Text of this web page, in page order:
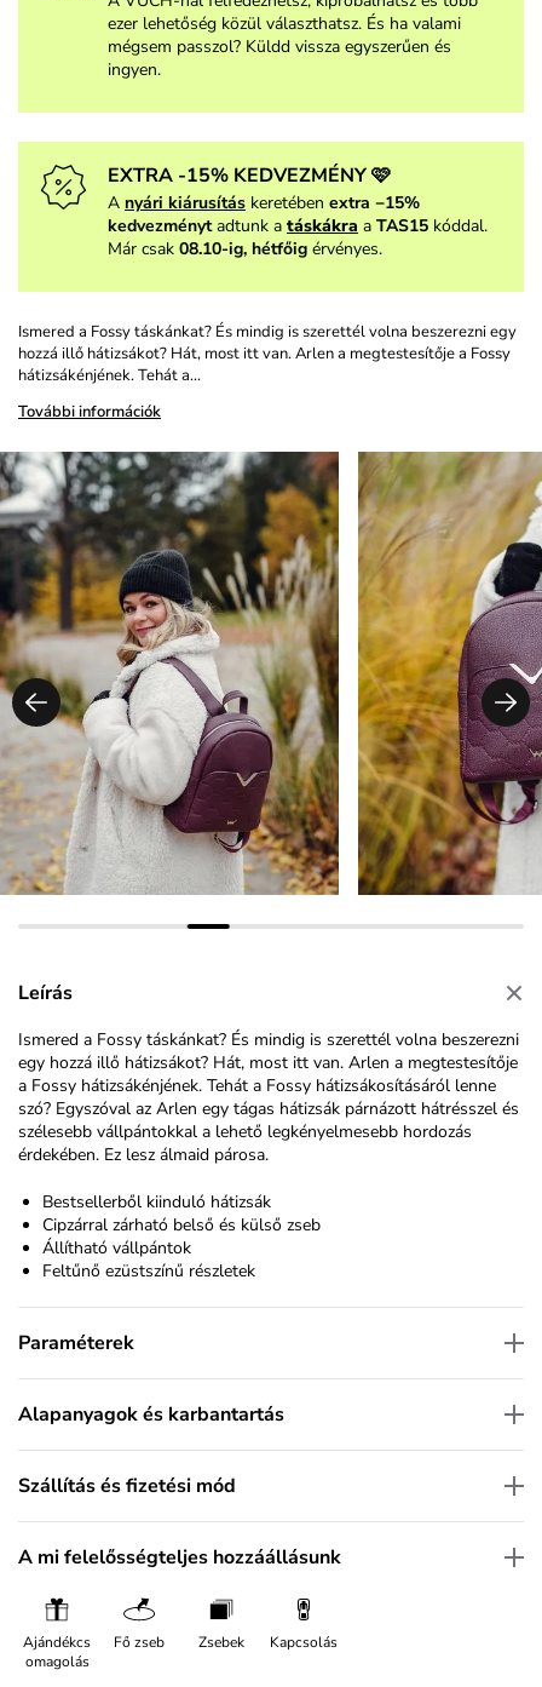
ezer lehetőség közül választhatsz. És ha valami
mégsem passzol? Küldd vissza egyszerűen és
ingyen.
EXTRA -15% KEDVEZMÉNY 🩷
A nyári kiárusítás keretében extra −15%
kedvezménytadtunk a táskákra a TAS15 kóddal.
Már csak 08.10-ig, hétfőig érvényes.
Ismered a Fossy táskánkat? És mindig is szerettél volna beszerezni egy
hozzá illő hátizsákot? Hát, most itt van. Arlen a megtestesítője a Fossy
hátizsákénjének. Tehát a…
További információk
Leírás
Ismered a Fossy táskánkat? És mindig is szerettél volna beszerezni
egy hozzá illő hátizsákot? Hát, most itt van. Arlen a megtestesítője
a Fossy hátizsákénjének. Tehát a Fossy hátizsákosításáról lenne
szó? Egyszóval az Arlen egy tágas hátizsák párnázott hátrésszel és
szélesebb vállpántokkal a lehető legkényelmesebb hordozás
érdekében. Ez lesz álmaid párosa.
Bestsellerből kiinduló hátizsák
Cipzárral zárható belső és külső zseb
Állítható vállpántok
Feltűnő ezüstszínű részletek
Paraméterek
Alapanyagok és karbantartás
Szállítás és fizetési mód
A mi felelősségteljes hozzáállásunk
Ajándékcs
omagolás
Fő zseb Zsebek Kapcsolás